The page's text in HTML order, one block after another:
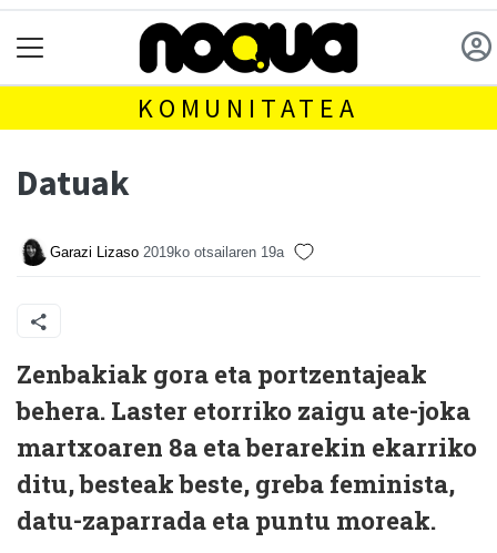
KOMUNITATEA
Datuak
Garazi Lizaso 2019ko otsailaren 19a
Zenbakiak gora eta portzentajeak
behera. Laster etorriko zaigu ate-joka
martxoaren 8a eta berarekin ekarriko
ditu, besteak beste, greba feminista,
datu-zaparrada eta puntu moreak.